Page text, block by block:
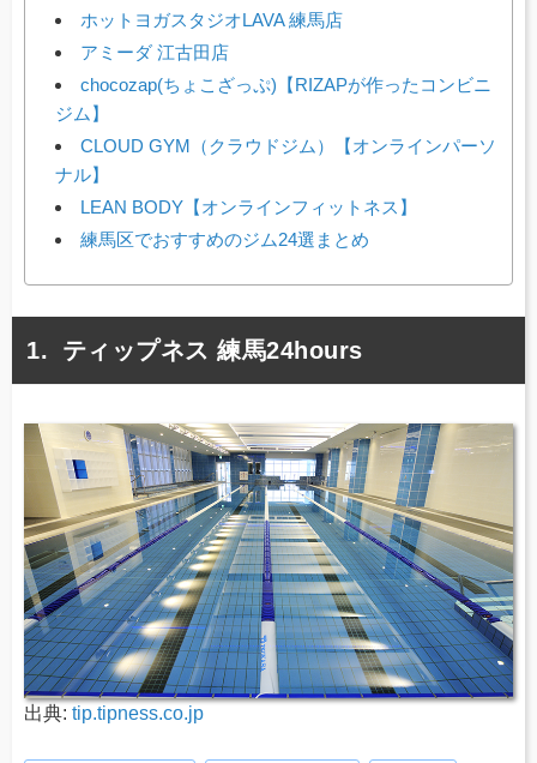
ホットヨガスタジオLAVA 練馬店
アミーダ 江古田店
chocozap(ちょこざっぷ)【RIZAPが作ったコンビニ
ジム】
CLOUD GYM（クラウドジム）【オンラインパーソ
ナル】
LEAN BODY【オンラインフィットネス】
練馬区でおすすめのジム24選まとめ
ティップネス 練馬24hours
出典: tip.tipness.co.jp